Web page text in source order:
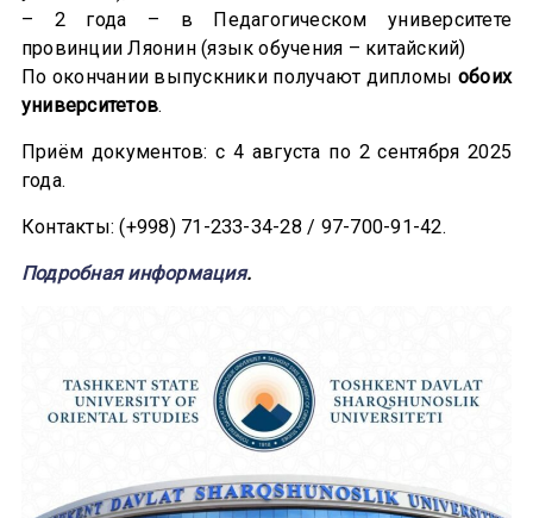
– 2 года – в Педагогическом университете
провинции Ляонин (язык обучения – китайский)
По окончании выпускники получают дипломы обоих
университетов.
Приём документов: с 4 августа по 2 сентября 2025
года.
Контакты: (+998) 71-233-34-28 / 97-700-91-42.
Подробная информация.